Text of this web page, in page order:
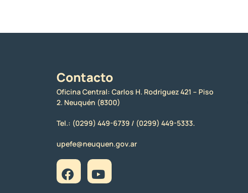
Contacto
Oficina Central: Carlos H. Rodriguez 421 – Piso
2. Neuquén (8300)
Tel.: (0299) 449-6739 / (0299) 449-5333.
upefe@neuquen.gov.ar